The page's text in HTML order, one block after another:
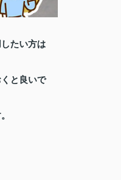
たい方は
と良いで